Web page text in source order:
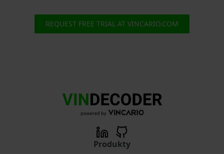
REQUEST FREE TRIAL AT VINCARIO.COM
Produkty